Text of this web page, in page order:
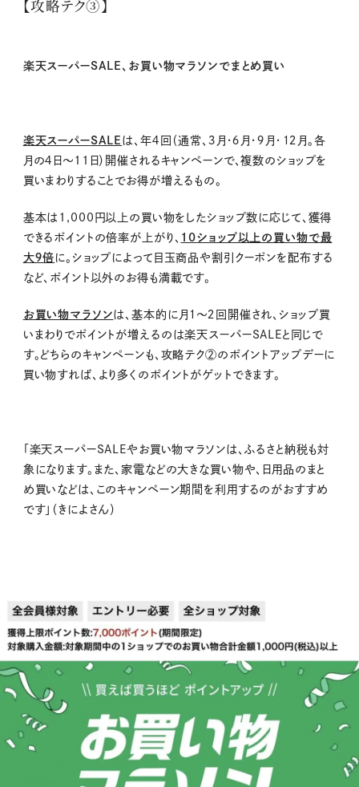
【攻略テク③】
楽天スーパーSALE、お買い物マラソンでまとめ買い
楽天スーパーSALE は、年４回（通常、３月・６月・９月・１２月。各
月の４日～ 11 日）開催されるキャンペーンで、複数のショップを
買いまわりすることでお得が増えるもの。
基本は 1,000 円以上の買い物をしたショップ数に応じて、獲得
できるポイントの倍率が上がり、 10ショップ以上の買い物で最
大９倍 に。ショップによって目玉商品や割引クーポンを配布する
など、ポイント以外のお得も満載です。
お買い物マラソンは、基本的に月１～２回開催され、ショップ買
いまわりでポイントが増えるのは楽天スーパーSALEと同じで
す。どちらのキャンペーンも、攻略テク②のポイントアップデーに
買い物すれば、より多くのポイントがゲットできます。
「楽天スーパーSALEやお買い物マラソンは、ふるさと納税も対
象になります。また、家電などの大きな買い物や、日用品のまと
め買いなどは、このキャンペーン期間を利用するのがおすすめ
です」（きによさん）